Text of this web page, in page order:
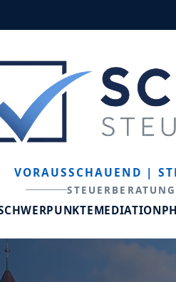
VORAUSSCHAUEND |
MEDIATION